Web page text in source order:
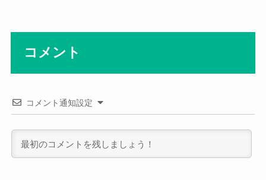
コメント
コメント通知設定